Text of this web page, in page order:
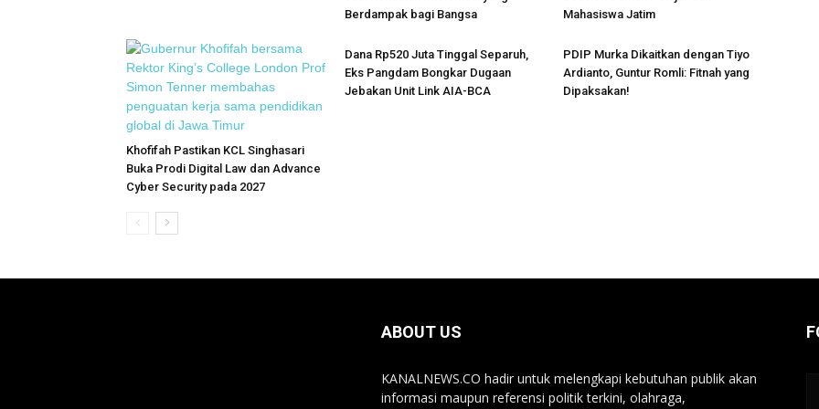
Berdampak bagi Bangsa
Mahasiswa Jatim
Khofifah Pastikan KCL Singhasari
Buka Prodi Digital Law dan Advance
Cyber Security pada 2027
Dana Rp520 Juta Tinggal Separuh,
Eks Pangdam Bongkar Dugaan
Jebakan Unit Link AIA-BCA
PDIP Murka Dikaitkan dengan Tiyo
Ardianto, Guntur Romli: Fitnah yang
Dipaksakan!
ABOUT US
KANALNEWS.CO hadir untuk melengkapi kebutuhan publik akan
informasi maupun referensi politik terkini, olahraga,